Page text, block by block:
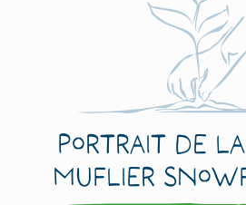
Portrait de
Muflier